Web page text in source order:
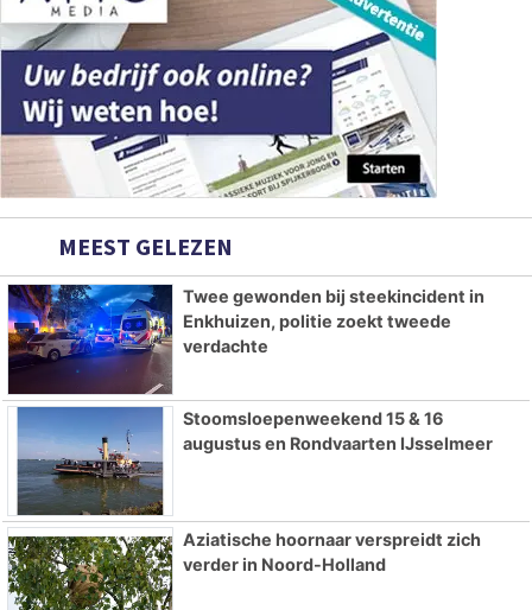
MEEST GELEZEN
Twee gewonden bij steekincident in
Enkhuizen, politie zoekt tweede
verdachte
Stoomsloepenweekend 15 & 16
augustus en Rondvaarten IJsselmeer
Aziatische hoornaar verspreidt zich
verder in Noord-Holland